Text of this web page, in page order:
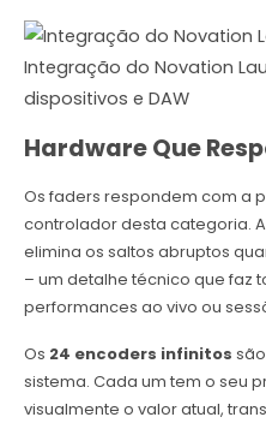
Integração do Novation
dispositivos e DAW
Hardware Que
Os faders respondem com a
controlador desta categoria.
elimina os saltos abruptos
– um detalhe técnico que faz
performances ao vivo ou
Os 24 encoders infinitos
sistema. Cada um tem o seu
visualmente o valor atual,